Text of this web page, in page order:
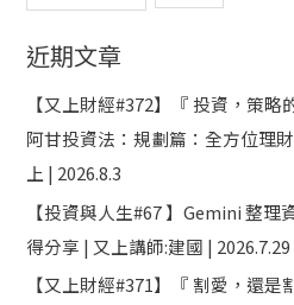
近期文章
【又上財經#372】『 投資，策
阿甘投資法：規劃篇：全方位理
上 | 2026.8.3
【投資與人生#67 】Gemini 整
得分享 | 又上講師:建國 | 2026.7.29
【又上財經#371】『 割愛，還